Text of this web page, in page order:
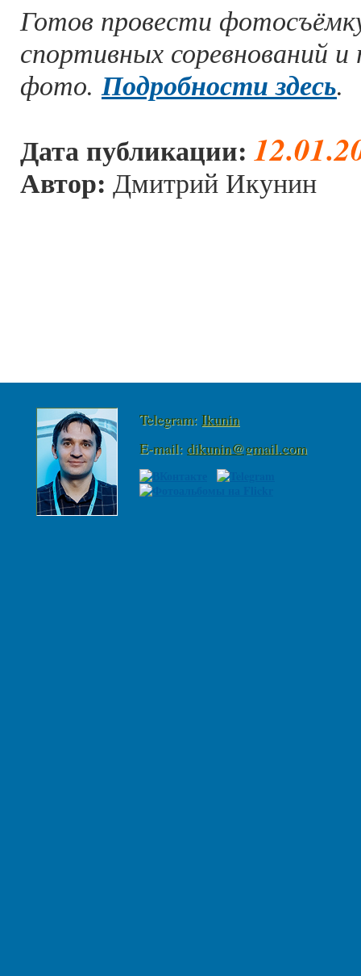
Готов провести
спортивных соревнований
фото. Подробности здесь.
Дата публикации:
Автор: Дмитрий Икунин
Telegram: Ikunin
E-mail: dikunin@gmail.com